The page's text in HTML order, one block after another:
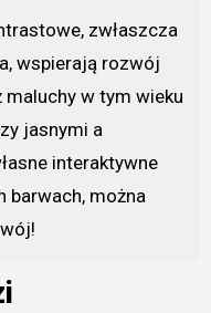
zwłaszcza
wspierają rozwój
w tym wieku
jasnymi a
interaktywne
barwach, można